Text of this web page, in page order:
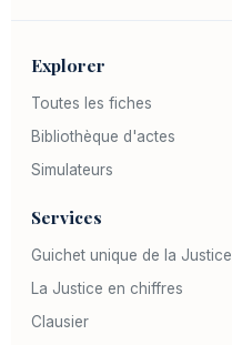
Explorer
Toutes les fiches
Bibliothèque d'actes
Simulateurs
Services
Guichet unique de la Justice
La Justice en chiffres
Clausier